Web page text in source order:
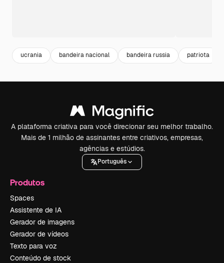
ucrania bandeira nacional bandeira russia patriota
A plataforma criativa para você direcionar seu melhor trabalho.
Mais de 1 milhão de assinantes entre criativos, empresas,
agências e estúdios.
Português
Produtos
Spaces
Assistente de IA
Gerador de imagens
Gerador de vídeos
Texto para voz
Conteúdo de stock